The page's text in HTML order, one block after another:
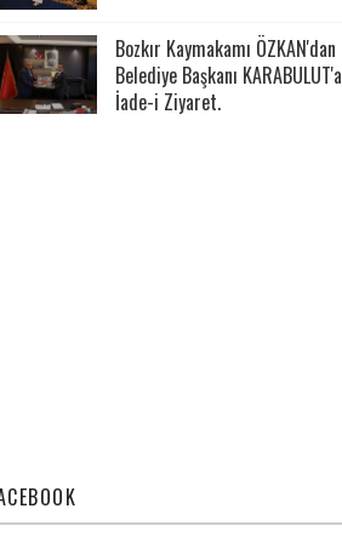
Bozkır Kaymakamı ÖZKAN'dan
Belediye Başkanı KARABULUT'a
İade-i Ziyaret.